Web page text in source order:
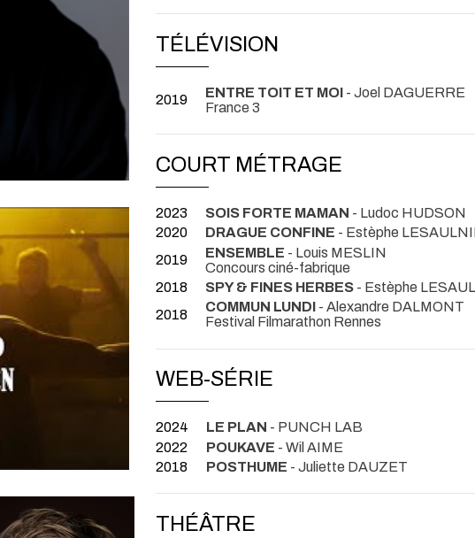
TÉLÉVISION
2019 ENTRE TOIT ET MOI - Joel DAGUERRE
France 3
COURT MÉTRAGE
2023 SOIS FORTE MAMAN - Ludoc HUDSON
2020
DRAGUE CONFINE - Estèphe
2019
ENSEMBLE - Louis MESLIN
Concours ciné-fabrique
2018
SPY & FINES HERBES - Estèphe
2018
COMMUN LUNDI - Alexandre DALMONT
Festival Filmarathon Rennes
WEB-SÉRIE
2024 LE PLAN - PUNCH LAB
2022
POUKAVE - Wil AIME
2018
POSTHUME - Juliette DAUZET
THÉÂTRE